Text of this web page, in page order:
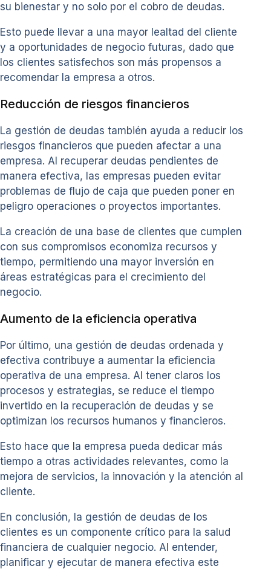
su bienestar y no solo por el cobro de deudas.
Esto puede llevar a una mayor lealtad del cliente
y a oportunidades de negocio futuras, dado que
los clientes satisfechos son más propensos a
recomendar la empresa a otros.
Reducción de riesgos financieros
La gestión de deudas también ayuda a reducir los
riesgos financieros que pueden afectar a una
empresa. Al recuperar deudas pendientes de
manera efectiva, las empresas pueden evitar
problemas de flujo de caja que pueden poner en
peligro operaciones o proyectos importantes.
La creación de una base de clientes que cumplen
con sus compromisos economiza recursos y
tiempo, permitiendo una mayor inversión en
áreas estratégicas para el crecimiento del
negocio.
Aumento de la eficiencia operativa
Por último, una gestión de deudas ordenada y
efectiva contribuye a aumentar la eficiencia
operativa de una empresa. Al tener claros los
procesos y estrategias, se reduce el tiempo
invertido en la recuperación de deudas y se
optimizan los recursos humanos y financieros.
Esto hace que la empresa pueda dedicar más
tiempo a otras actividades relevantes, como la
mejora de servicios, la innovación y la atención al
cliente.
En conclusión, la gestión de deudas de los
clientes es un componente crítico para la salud
financiera de cualquier negocio. Al entender,
planificar y ejecutar de manera efectiva este